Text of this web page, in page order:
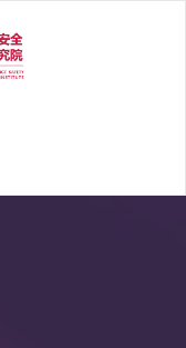
农产品安
业技术研
品安全应用研究，助力